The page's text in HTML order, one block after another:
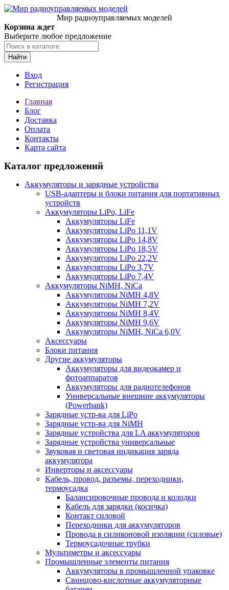
Мир радиоуправляемых моделей
Корзина ждет
Выберите любое предложение
Найти
Вход
Регистрация
Главная
Блог
Доставка
Оплата
Контакты
Карта сайта
Каталог предложений
Аккумуляторы и зарядные устройства
USB-адаптеры и блоки питания для портативных
устройств
Аккумуляторы LiPo, LiFe
Аккумуляторы LiFe
Аккумуляторы LiPo 11,1V
Аккумуляторы LiPo 14,8V
Аккумуляторы LiPo 18,5V
Аккумуляторы LiPo 22,2V
Аккумуляторы LiPo 3,7V
Аккумуляторы LiPo 7,4V
Аккумуляторы NiMH, NiCa
Аккумуляторы NiMH 4,8V
Аккумуляторы NiMH 7,2V
Аккумуляторы NiMH 8,4V
Аккумуляторы NiMH 9,6V
Аккумуляторы NiMH, NiCa 6,0V
Аксессуары
Блоки питания
Другие аккумуляторы
Аккумуляторы для видеокамер и
фотоаппаратов
Аккумуляторы для радиотелефонов
Универсальные внешние аккумуляторы
(Powerbank)
Зарядные устр-ва для LiPo
Зарядные устр-ва для NiMH
Зарядные устройства для LA аккумуляторов
Зарядные устройства универсальные
Звуковая и световая индикация заряда
аккумулятора
Инверторы и аксессуары
Кабель, провод, разъемы, переходники,
термоусадка
Балансировочные провода и колодки
Кабель для зарядки (косичка)
Контакт силовой
Переходники для аккумуляторов
Провода в силиконовой изоляции (силовые)
Термоусадочные трубки
Мультиметры и аксессуары
Промышленные элементы питания
Аккумуляторы в промышленной упаковке
Свинцово-кислотные аккумуляторные